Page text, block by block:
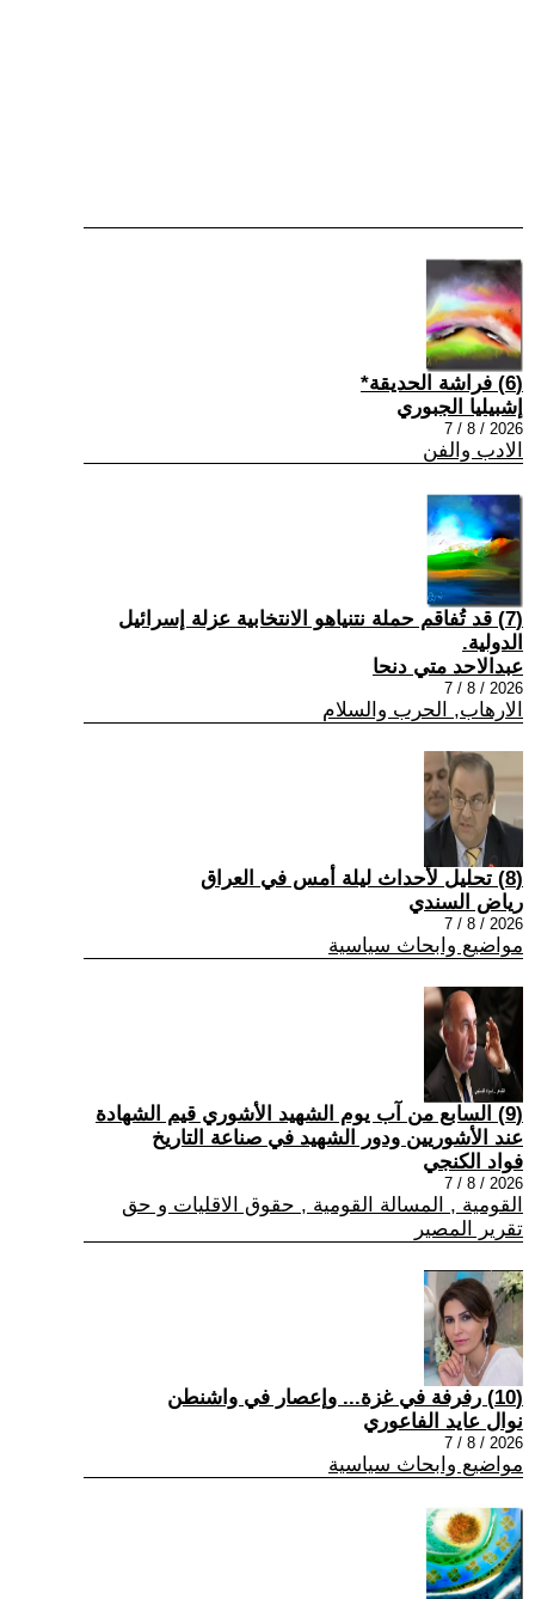
(6) فراشة الحديقة*
إشبيليا الجبوري
2026 / 8 / 7
الادب والفن
(7) قد تُفاقم حملة نتنياهو الانتخابية عزلة إسرائيل
الدولية.
عبدالاحد متي دنحا
2026 / 8 / 7
الارهاب, الحرب والسلام
(8) تحليل لأحداث ليلة أمس في العراق
رياض السندي
2026 / 8 / 7
مواضيع وابحاث سياسية
(9) السابع من آب يوم الشهيد الأشوري قيم الشهادة
عند الأشوريين ودور الشهيد في صناعة التاريخ
فواد الكنجي
2026 / 8 / 7
القومية , المسالة القومية , حقوق الاقليات و حق
تقرير المصير
(10) رفرفة في غزة... وإعصار في واشنطن
نوال عايد الفاعوري
2026 / 8 / 7
مواضيع وابحاث سياسية